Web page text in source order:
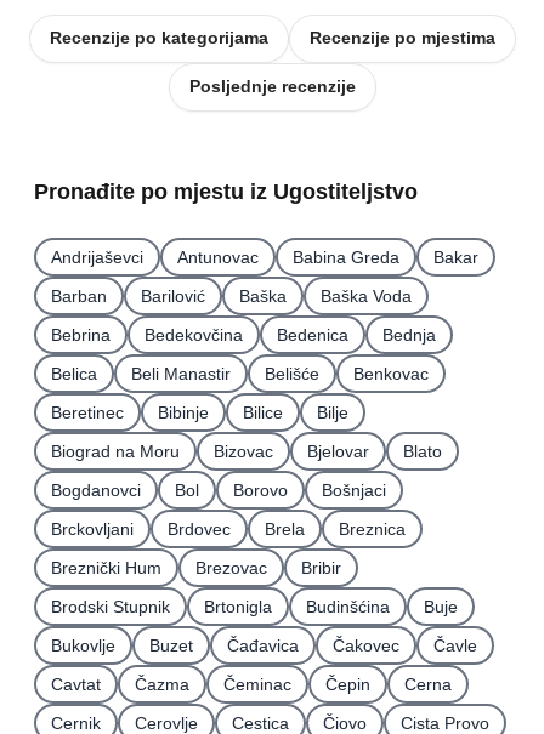
Recenzije po kategorijama Recenzije po mjestima
Posljednje recenzije
Pronađite po mjestu iz Ugostiteljstvo
Andrijaševci Antunovac Babina Greda
Bakar
Barban
Barilović Baška
Baška Voda
Bebrina
Bedekovčina Bedenica
Bednja
Belica
Beli Manastir Belišće
Benkovac
Beretinec
Bibinje Bilice
Bilje
Biograd na Moru
Bizovac Bjelovar
Blato
Bogdanovci
Bol Borovo
Bošnjaci
Brckovljani
Brdovec Brela
Breznica
Breznički Hum
Brezovac
Bribir
Brodski Stupnik
Brtonigla Budinšćina
Buje
Bukovlje
Buzet Čađavica Čakovec
Čavle
Cavtat
Čazma Čeminac Čepin
Cerna
Cernik
Cerovlje Cestica Čiovo
Cista Provo